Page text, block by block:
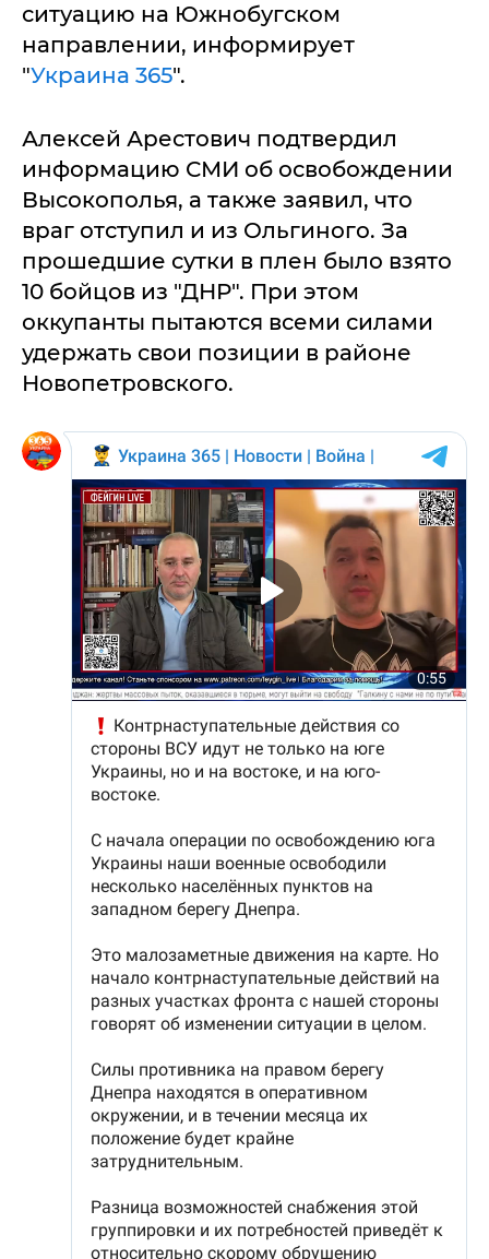
ситуацию на Южнобугском
направлении, информирует
"Украина 365".
Алексей Арестович подтвердил
информацию СМИ об освобождении
Высокополья, а также заявил, что
враг отступил и из Ольгиного. За
прошедшие сутки в плен было взято
10 бойцов из "ДНР". При этом
оккупанты пытаются всеми силами
удержать свои позиции в районе
Новопетровского.